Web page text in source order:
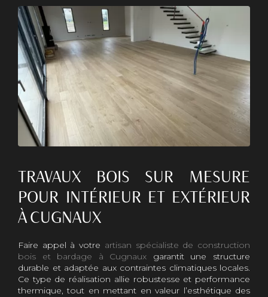
TRAVAUX BOIS SUR MESURE
POUR INTÉRIEUR ET EXTÉRIEUR
À CUGNAUX
Faire appel à votre artisan spécialiste de construction
bois et bardage à Cugnaux garantit une structure
durable et adaptée aux contraintes climatiques locales.
Ce type de réalisation allie robustesse et performance
thermique, tout en mettant en valeur l’esthétique des